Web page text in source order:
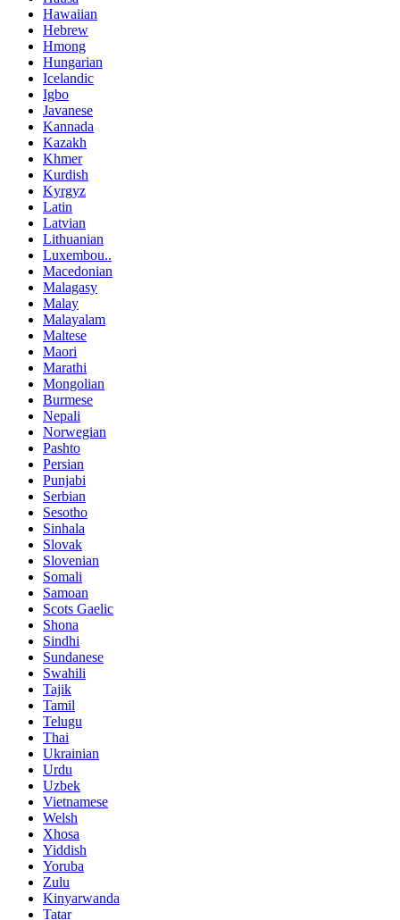
Hawaiian
Hebrew
Hmong
Hungarian
Icelandic
Igbo
Javanese
Kannada
Kazakh
Khmer
Kurdish
Kyrgyz
Latin
Latvian
Lithuanian
Luxembou..
Macedonian
Malagasy
Malay
Malayalam
Maltese
Maori
Marathi
Mongolian
Burmese
Nepali
Norwegian
Pashto
Persian
Punjabi
Serbian
Sesotho
Sinhala
Slovak
Slovenian
Somali
Samoan
Scots Gaelic
Shona
Sindhi
Sundanese
Swahili
Tajik
Tamil
Telugu
Thai
Ukrainian
Urdu
Uzbek
Vietnamese
Welsh
Xhosa
Yiddish
Yoruba
Zulu
Kinyarwanda
Tatar